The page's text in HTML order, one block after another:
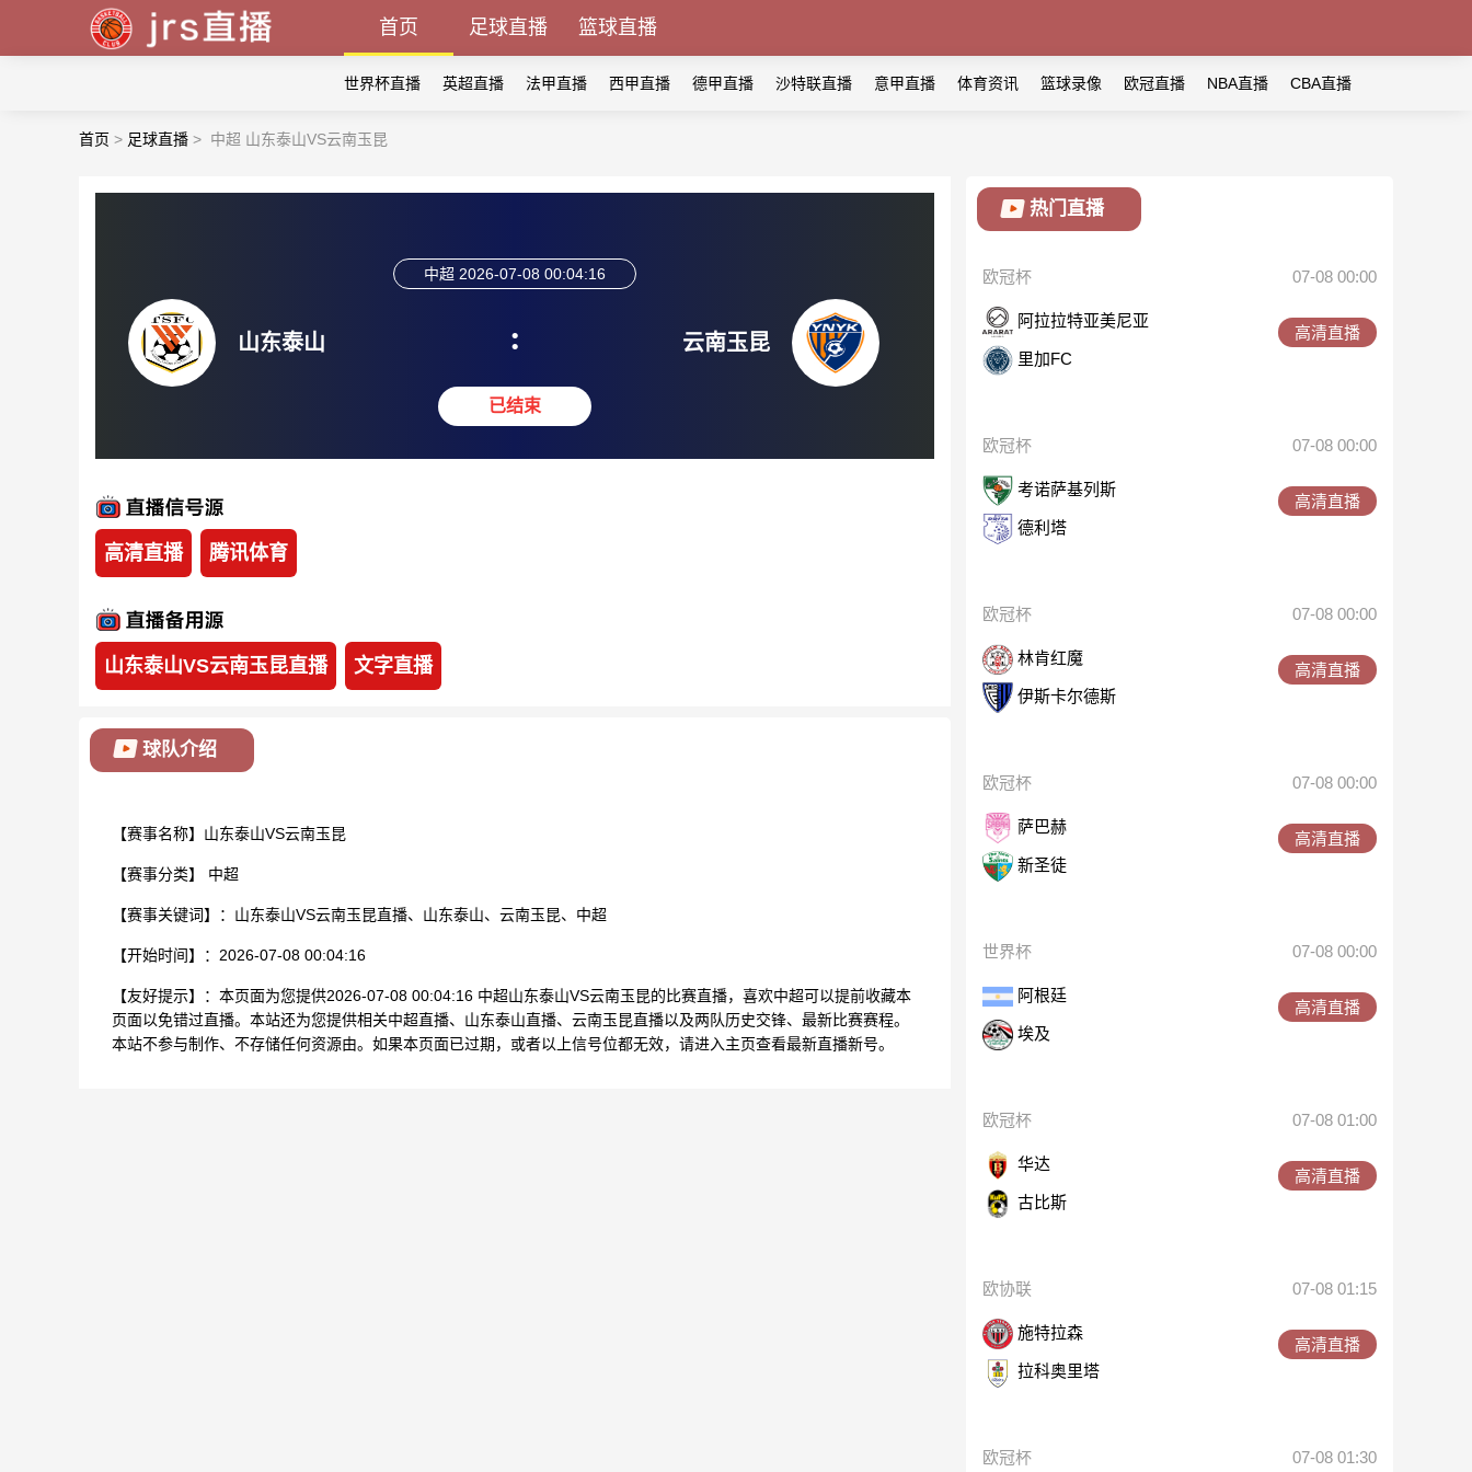
首页 足球直播 篮球直播
世界杯直播 英超直播 法甲直播 西甲直播 德甲直播 沙特联直播 意甲直播 体育资讯 篮球录像 欧冠直播 NBA直播 CBA直播
首页 > 足球直播 > 中超 山东泰山VS云南玉昆
山东泰山
中超 2026-07-08 00:04:16
:
已结束
云南玉昆
高清直播 腾讯体育
山东泰山VS云南玉昆直播 文字直播
球队介绍
【赛事名称】山东泰山VS云南玉昆
【赛事分类】 中超
【赛事关键词】：山东泰山VS云南玉昆直播、山东泰山、云南玉昆、中超
【开始时间】：2026-07-08 00:04:16
【友好提示】：本页面为您提供2026-07-08 00:04:16 中超山东泰山VS云南玉昆的比赛直播，喜欢中超可以提前收藏本
页面以免错过直播。本站还为您提供相关中超直播、山东泰山直播、云南玉昆直播以及两队历史交锋、最新比赛赛程。
本站不参与制作、不存储任何资源由。如果本页面已过期，或者以上信号位都无效，请进入主页查看最新直播新号。
热门直播
欧冠杯 07-08 00:00
阿拉拉特亚美尼亚
里加FC
高清直播
欧冠杯 07-08 00:00
考诺萨基列斯
德利塔
高清直播
欧冠杯 07-08 00:00
林肯红魔
伊斯卡尔德斯
高清直播
欧冠杯 07-08 00:00
萨巴赫
新圣徒
高清直播
世界杯 07-08 00:00
阿根廷
埃及
高清直播
欧冠杯 07-08 01:00
华达
古比斯
高清直播
欧协联 07-08 01:15
施特拉森
拉科奥里塔
高清直播
欧冠杯 07-08 01:30